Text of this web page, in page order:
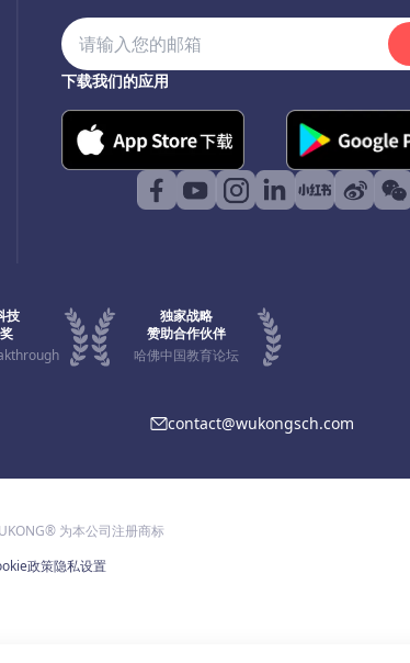
下载我们的应用
技
独家战略
赞助合作伙伴
哈佛中国教育论坛
contact@wukongsch.com
为本公司注册商标
政策隐私设置